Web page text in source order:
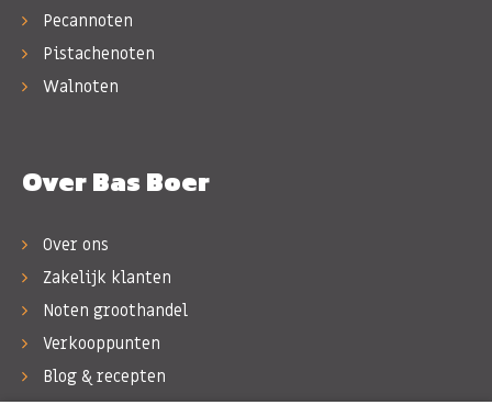
Pecannoten
Pistachenoten
Walnoten
Over Bas Boer
Over ons
Zakelijk klanten
Noten groothandel
Verkooppunten
Blog & recepten